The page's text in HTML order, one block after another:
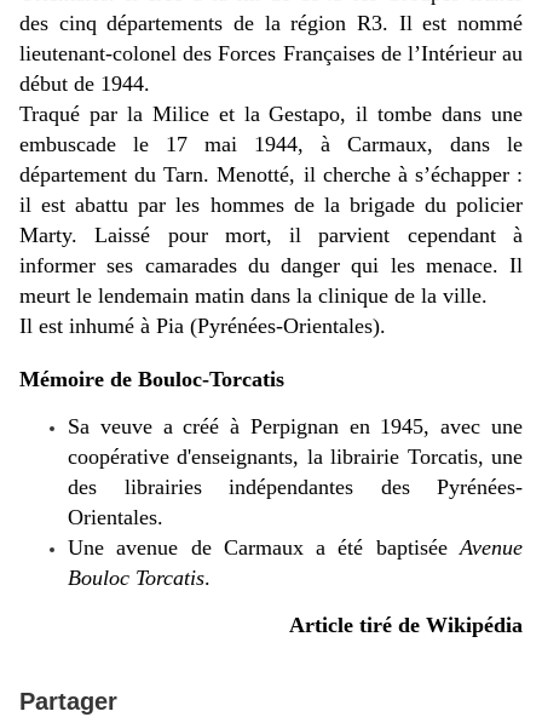
des cinq départements de la région R3. Il est nommé
lieutenant-colonel des Forces Françaises de l’Intérieur au
début de 1944.
Traqué par la Milice et la Gestapo, il tombe dans une
embuscade le 17 mai 1944, à Carmaux, dans le
département du Tarn. Menotté, il cherche à s’échapper :
il est abattu par les hommes de la brigade du policier
Marty. Laissé pour mort, il parvient cependant à
informer ses camarades du danger qui les menace. Il
meurt le lendemain matin dans la clinique de la ville.
Il est inhumé à Pia (Pyrénées-Orientales).
Mémoire de Bouloc-Torcatis
Sa veuve a créé à Perpignan en 1945, avec une
coopérative d'enseignants, la librairie Torcatis, une
des librairies indépendantes des Pyrénées-
Orientales.
Une avenue de Carmaux a été baptiséeAvenue
Bouloc Torcatis.
Article tiré de Wikipédia
Partager